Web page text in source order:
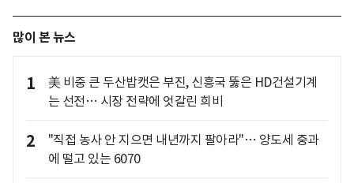
많이 본 뉴스
1
美 비중 큰 두산밥캣은 부진, 신흥국 뚫은 HD건설기계
는 선전… 시장 전략에 엇갈린 희비
2
"직접 농사 안 지으면 내년까지 팔아라"… 양도세 중과
에 떨고 있는 6070